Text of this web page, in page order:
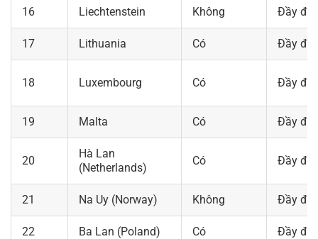
16 Liechtenstein Không Đầy đủ
17 Lithuania Có Đầy đủ
18 Luxembourg Có Đầy đủ
19 Malta Có Đầy đủ
20
Hà Lan
(Netherlands)
Có Đầy đủ
21 Na Uy (Norway) Không Đầy đủ
22 Ba Lan (Poland) Có Đầy đủ